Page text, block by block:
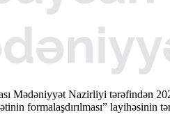
Mədəniyyət Nazirliyi tərəfindən
formalaşdırılması” layihəsinin